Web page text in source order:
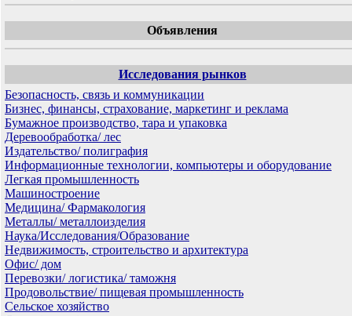
Объявления
Исследования рынков
Безопасность, связь и коммуникации
Бизнес, финансы, страхование, маркетинг и реклама
Бумажное производство, тара и упаковка
Деревообработка/ лес
Издательство/ полиграфия
Информационные технологии, компьютеры и оборудование
Легкая промышленность
Машиностроение
Медицина/ Фармакология
Металлы/ металлоизделия
Наука/Исследования/Образование
Недвижимость, строительство и архитектура
Офис/ дом
Перевозки/ логистика/ таможня
Продовольствие/ пищевая промышленность
Сельское хозяйство